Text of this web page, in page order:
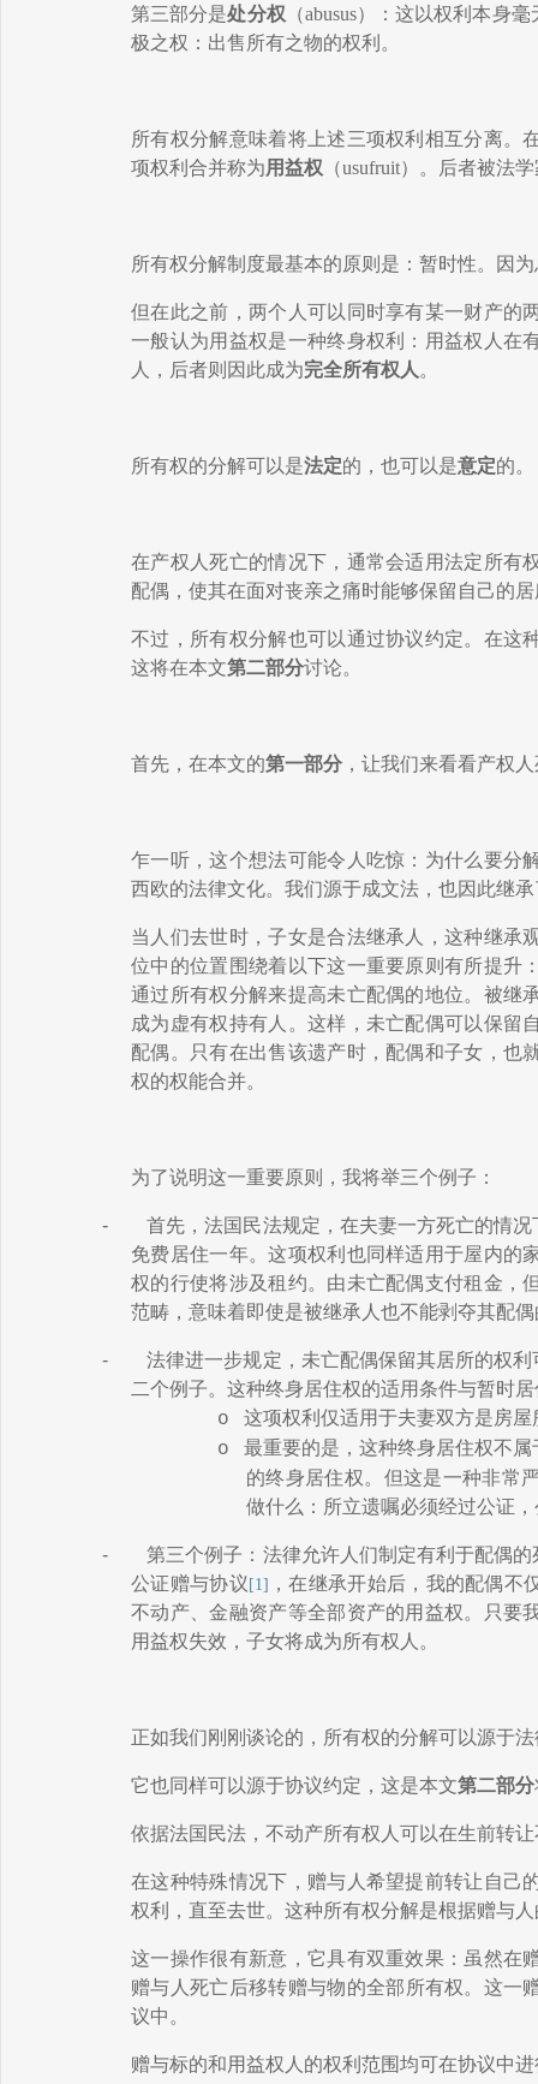
第三部分是处分权 （abusus） ：这以权利本身毫
极之权：出售 所有之物的权利 。
所有权分解意味着将上述三项权利相互分离。
项权利合并称为用益权 （usufruit）。后者被法
所有权分解制度最基本的原则是：暂时性。 因为
但在此之前 ，两个人可以 同时享有某一财产的
一般认为用益权是一种终身权利：用益权人在
人，后者则因此成为完全所有权人 。
所有权的分解可以是法定的，也可以是意定的。
在产权人死亡的情况下，通常会适用法定所有
配偶，使其在面对丧亲之痛时能够保留 自己的
不过 ， 所有权分解也可以通过协议约定。在这
这将在本文第二部分讨论。
首先，在本文的第一部分 ，让我们来看看产权
乍一听，这个想法可能令人吃惊：为什么要分
西欧的法律文化。我们源于成文法，也因此继
当人们去世时，子女是合法继承人，这种继承
位中的位置围绕着以下这一重要原则有所提升
通过所有权分解来提高未亡配偶的地位。被继
成为虚有权持有人。这样，未亡配偶可以保留
配偶。只有在出售该遗产时，配偶和子女，也
权的权能合并。
为了说明这一重要原则，我将举三个例子：
- 首先，法国民法规定，在夫妻一方死亡的情况
免费居住一年。这项权利也同样适用于屋内的
权的行使将涉及租约。由未亡配偶支付租金，
范畴，意味着即使是被继承人也不能剥夺其配偶
- 法律进一步规定，未亡配偶保留其居所的权利
二个例子。这种终身居住权的适用条件与暂时
o 这项权利仅适用于夫妻双方是房屋
o 最重要的是，这种终身居住权不属
的终身居住权 。但这是一种非常
做什么：所立遗嘱必须经过公证
- 第三个例子：法律允许人们制定有利于配偶的
公证赠与协议 [1] ，在继承开始后， 我的配偶不
不动产、金融资产等全部资产的用益权 。只要
用益权失效，子女将成为所有权人。
正如我们刚刚谈论的，所有权的分解可以源于
它也同样可以源于协议约定，这是本文第二部分
依据法国民法，不动产所有权人 可以在生前转
在这种特殊情况下， 赠与人 希望提前转让自己
权利，直至去世。这种所有权分解是根据赠与人
这一操作很有新意，它具有双重效果： 虽然在
赠与人 死亡后移转赠与物的全部所有权。这一
议中 。
赠与标的和用益权人的权利 范围均可在协议中